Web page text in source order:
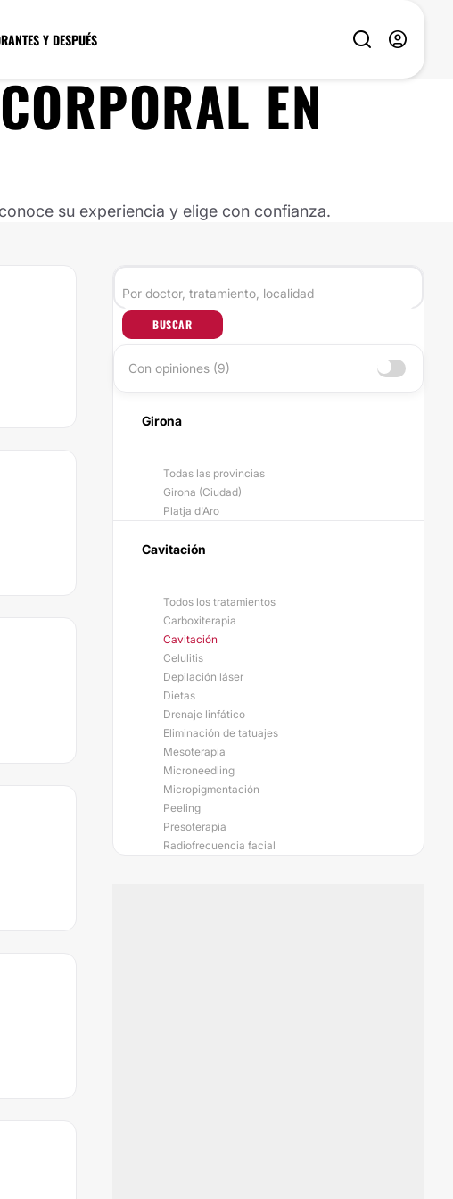
ANTES Y DESPUÉS
EN
su experiencia y elige con confianza.
BUSCAR
Con opiniones (9)
Girona
Todas las provincias
Girona (Ciudad)
Platja d'Aro
Cavitación
Todos los tratamientos
Carboxiterapia
Cavitación
Celulitis
Depilación láser
Dietas
Drenaje linfático
Eliminación de tatuajes
Mesoterapia
Microneedling
Micropigmentación
Peeling
Presoterapia
Radiofrecuencia facial